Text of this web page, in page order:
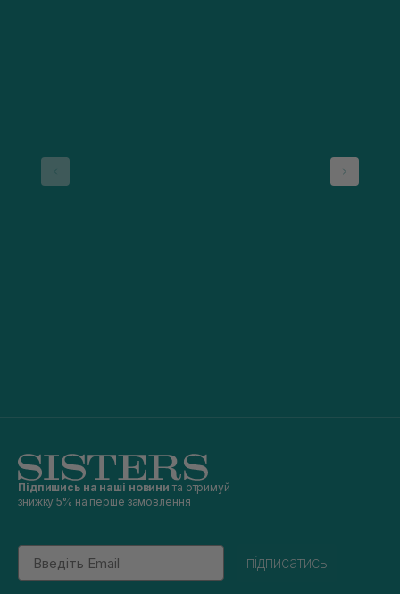
Підпишись на наші новини та отримуй
знижку 5% на перше замовлення
Email
підписатись